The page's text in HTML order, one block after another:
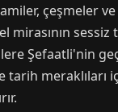
çeşmeler ve
sessiz
Şefaatli'nin
tarih meraklıları